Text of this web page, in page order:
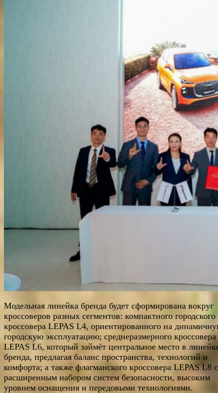
Модельная линейка бренда будет сформирована вокруг
кроссоверов разных сегментов: компактного городского
кроссовера LEPAS L4, ориентированного на
городскую эксплуатацию; среднеразмерного кроссовера
LEPAS L6, который займёт центральное место в
бренда, предлагая баланс пространства, технологий и
комфорта; а также флагманского кроссовера LEPAS L8 с
расширенным набором систем безопасности, высоким
уровнем оснащения и передовыми технологиями.